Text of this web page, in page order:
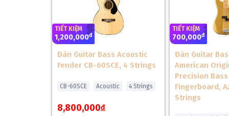
Lưng Và Hông Đàn Fender Player Plus Jazz
Lưng và hông đàn Fender Player Plus Jazz Bass
trúc này giúp cây đàn có trọng lượng vừa phải,
TIẾT KIỆM
1,200,000đ
Đàn Guitar Bass Acoustic
Fender CB-60SCE, 4 Strings
CB-60SCE Acoustic 4 Strings
8,800,000đ
TIẾT KIỆM
700,000đ
Đàn Guitar
American
Precision
Fingerboard,
Strings